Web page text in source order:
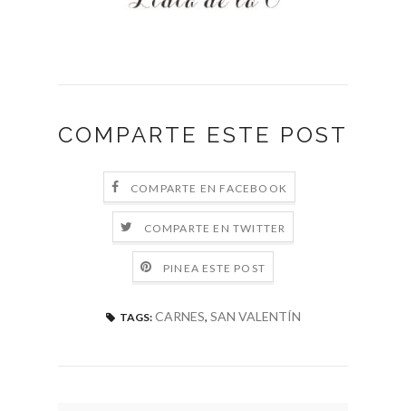
COMPARTE ESTE POST
COMPARTE EN FACEBOOK
COMPARTE EN TWITTER
PINEA ESTE POST
TAGS: CARNES, SAN VALENTÍN